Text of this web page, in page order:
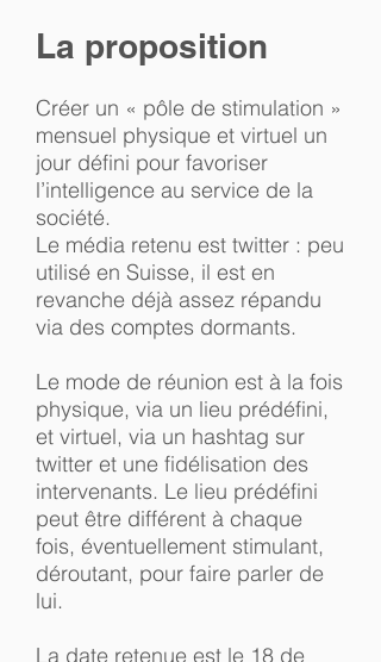
La proposition
Créer un « pôle de stimulation »
mensuel physique et virtuel un
jour défini pour favoriser
l’intelligence au service de la
société.
Le média retenu est twitter : peu
utilisé en Suisse, il est en
revanche déjà assez répandu
via des comptes dormants.
Le mode de réunion est à la fois
physique, via un lieu prédéfini,
et virtuel, via un hashtag sur
twitter et une fidélisation des
intervenants. Le lieu prédéfini
peut être différent à chaque
fois, éventuellement stimulant,
déroutant, pour faire parler de
lui.
La date retenue est le 18 de